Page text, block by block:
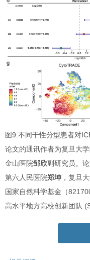
图9.不同干性分型患者对
论文的通讯作者为复旦大
金山医院邹欣副研究员。
第六人民医院郑坤 ，复旦
国家自然科学基金（
高水平地方高校创新团队